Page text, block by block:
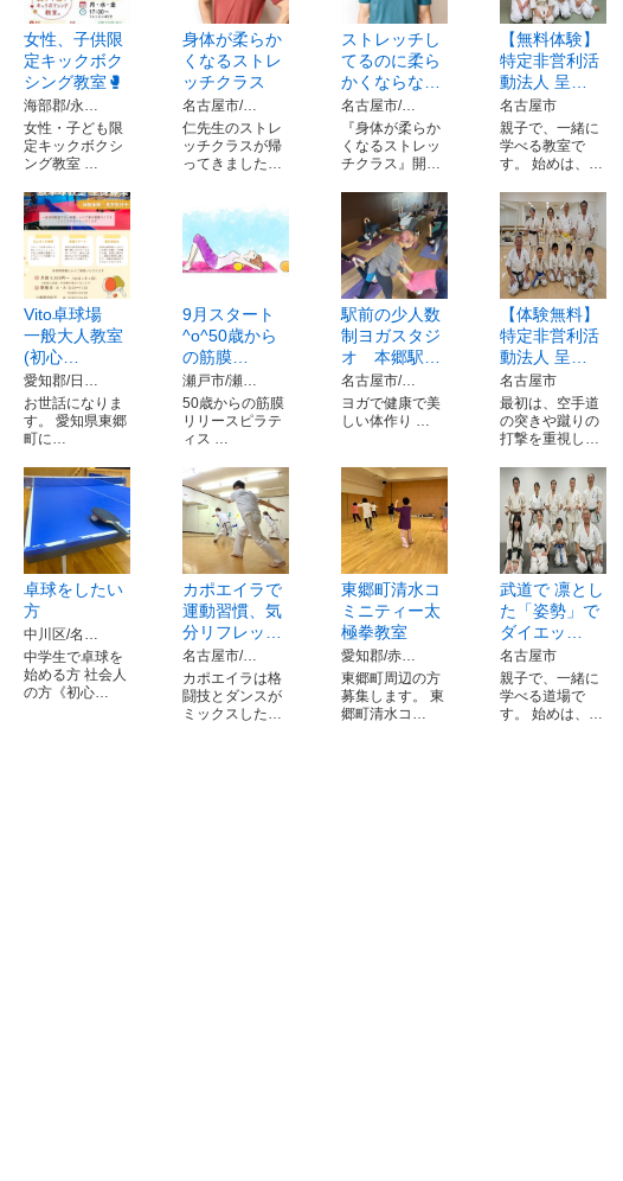
女性、子供限
定キックボク
シング教室🥊
海部郡/永…
女性・子ども限
定キックボクシ
ング教室 …
身体が柔らか
くなるストレ
ッチクラス
名古屋市/…
仁先生のストレ
ッチクラスが帰
ってきました…
ストレッチし
てるのに柔ら
かくならな…
名古屋市/…
『身体が柔らか
くなるストレッ
チクラス』開…
【無料体験】
特定非営利活
動法人 呈…
名古屋市
親子で、一緒に
学べる教室で
す。 始めは、…
Vito卓球場
一般大人教室
(初心…
愛知郡/日…
お世話になりま
す。 愛知県東郷
町に…
9月スタート
^o^50歳から
の筋膜…
瀬戸市/瀬…
50歳からの筋膜
リリースピラテ
ィス …
駅前の少人数
制ヨガスタジ
オ 本郷駅…
名古屋市/…
ヨガで健康で美
しい体作り …
【体験無料】
特定非営利活
動法人 呈…
名古屋市
最初は、空手道
の突きや蹴りの
打撃を重視し…
卓球をしたい
方
中川区/名…
中学生で卓球を
始める方 社会人
の方《初心…
カポエイラで
運動習慣、気
分リフレッ…
名古屋市/…
カポエイラは格
闘技とダンスが
ミックスした…
東郷町清水コ
ミニティー太
極拳教室
愛知郡/赤…
東郷町周辺の方
募集します。 東
郷町清水コ…
武道で 凛とし
た「姿勢」で
ダイエッ…
名古屋市
親子で、一緒に
学べる道場で
す。 始めは、…